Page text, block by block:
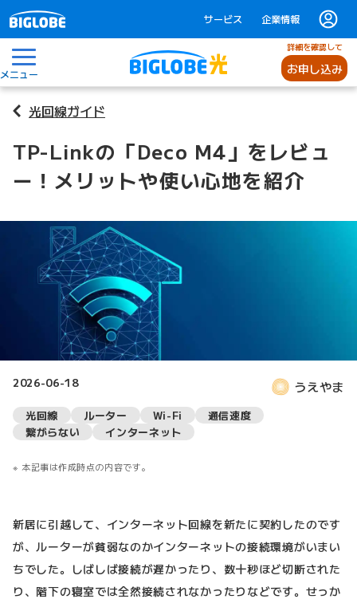
サービス 企業情報
メニュー
詳細を確認して
お申し込み
光回線ガイド
TP-Linkの「Deco M4」をレビュ
ー！メリットや使い心地を紹介
2026-06-18 うえやま
光回線 ルーター Wi-Fi
通信速度
繋がらない
インターネット
本記事は作成時点の内容です。
新居に引越して、インターネット回線を新たに契約したのです
が、ルーターが貧弱なのかインターネットの接続環境がいまい
ちでした。しばしば接続が遅かったり、数十秒ほど切断された
り、階下の寝室では全然接続されなかったりなどです。せっか